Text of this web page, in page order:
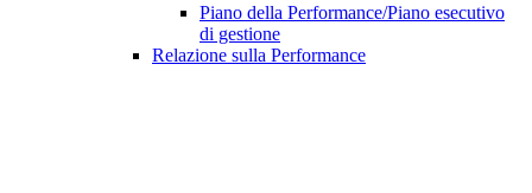
Piano della Performance/Piano esecutivo
di gestione
Relazione sulla Performance